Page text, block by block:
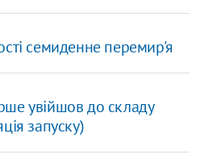
семиденне перемир'я
увійшов до складу
запуску)